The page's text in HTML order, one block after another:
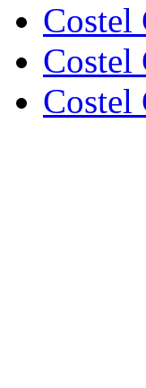
Costel
Costel
Costel